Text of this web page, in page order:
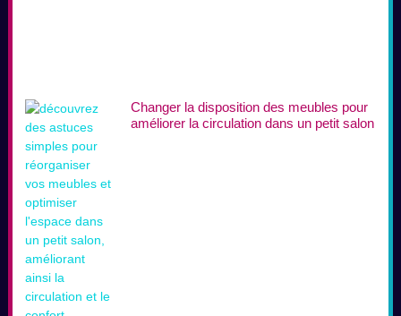
Changer la disposition des meubles pour
améliorer la circulation dans un petit salon